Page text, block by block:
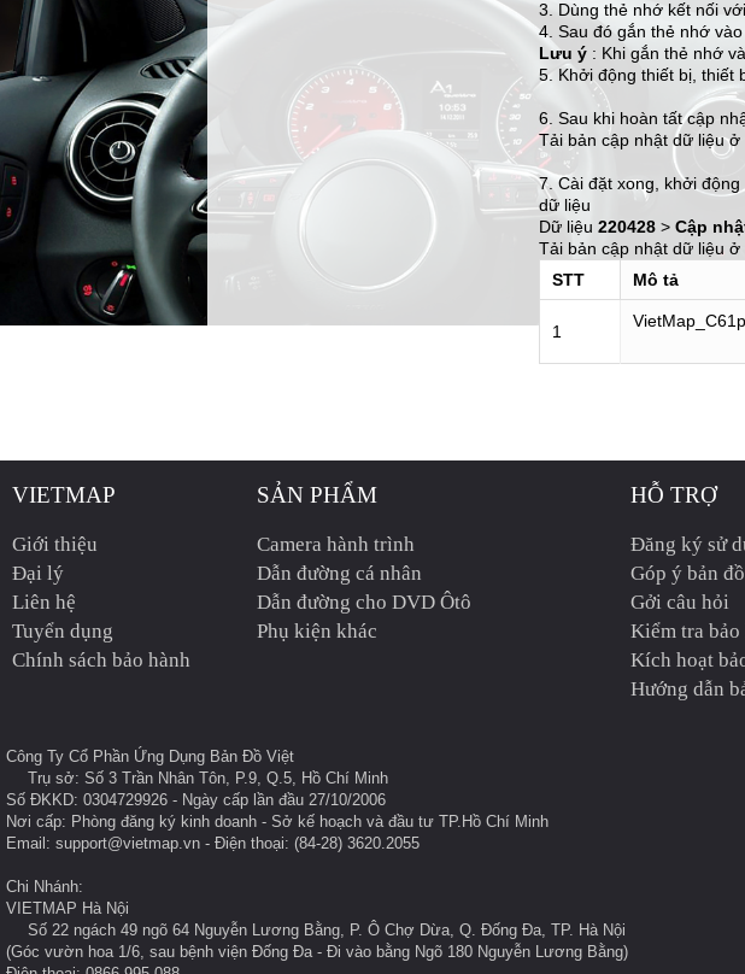
3. Dùng thẻ nhớ kết nối
4. Sau đó gắn thẻ nhớ vào
Lưu ý : Khi gắn thẻ nhớ
5. Khởi động thiết bị, thiết
6. Sau khi hoàn tất cập
Tải bản cập nhật dữ liệu
7. Cài đặt xong, khởi
dữ liệu
Dữ liệu 220428 > Cập
Tải bản cập nhật dữ liệu
STT
Mô tả
1
VIETMAP
Giới thiệu
Đại lý
Liên hệ
Tuyển dụng
Chính sách bảo hành
SẢN PHẨM
Camera hành trình
Dẫn đường cá nhân
Dẫn đường cho DVD Ôtô
Phụ kiện khác
HỖ TRỢ
Đăng ký sử
Góp ý bản đồ
Gởi câu hỏi
Kiểm tra
Kích hoạt
Hướng dẫn
Công Ty Cổ Phần Ứng Dụng Bản Đồ Việt
Trụ sở: Số 3 Trần Nhân Tôn, P.9, Q.5, Hồ Chí Minh
Số ĐKKD: 0304729926 - Ngày cấp lần đầu 27/10/2006
Nơi cấp: Phòng đăng ký kinh doanh - Sở kế hoạch và đầu tư TP.Hồ Chí Minh
Email: support@vietmap.vn - Điện thoại: (84-28) 3620.2055
Chi Nhánh:
VIETMAP Hà Nội
Số 22 ngách 49 ngõ 64 Nguyễn Lương Bằng, P. Ô Chợ Dừa, Q. Đống Đa, TP. Hà Nội
(Góc vườn hoa 1/6, sau bệnh viện Đống Đa - Đi vào bằng Ngõ 180 Nguyễn Lương Bằng)